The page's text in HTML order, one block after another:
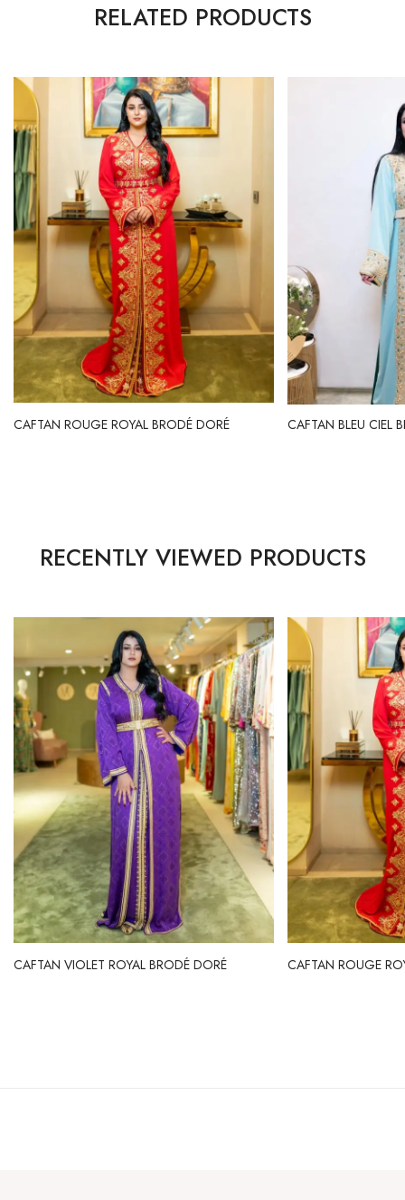
RELATED PRODUCTS
CAFTAN ROUGE ROYAL BRODÉ DORÉ CAFTAN BLEU CIEL
RECENTLY VIEWED PRODUCTS
CAFTAN VIOLET ROYAL BRODÉ DORÉ CAFTAN ROUGE